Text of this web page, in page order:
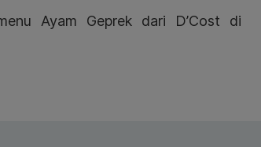
Ayam Geprek dari D’Cost di